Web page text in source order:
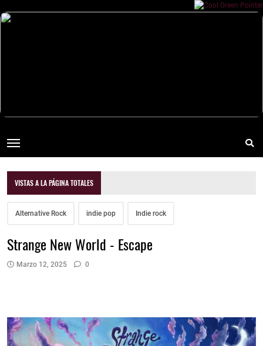
VISTAS A LA PÁGINA TOTALES
Alternative Rock indie pop Indie rock
Strange New World - Escape
Marzo 12, 2025 0